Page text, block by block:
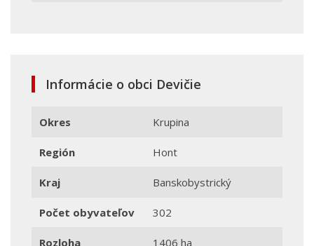
Informácie o obci Devičie
Okres Krupina
Región Hont
Kraj Banskobystrický
Počet obyvateľov 302
Rozloha 1406 ha